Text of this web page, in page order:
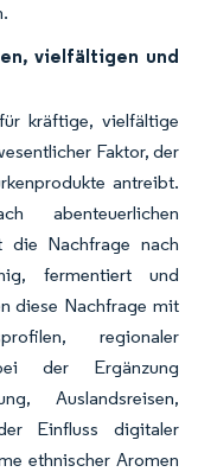
vielfältigen und
kräftige, vielfältige
Faktor, der
antreibt.
abenteuerlichen
die Nachfrage nach
fermentiert und
diese Nachfrage mit
regionaler
der Ergänzung
Auslandsreisen,
Einfluss digitaler
ethnischer Aromen